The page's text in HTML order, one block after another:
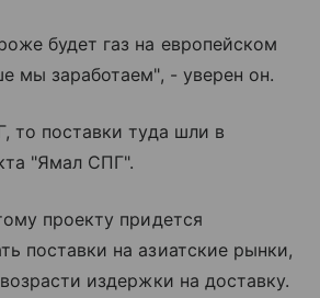
будет газ на европейском
мы заработаем", - уверен он.
то поставки туда шли в
"Ямал СПГ".
проекту придется
поставки на азиатские рынки,
издержки на доставку.